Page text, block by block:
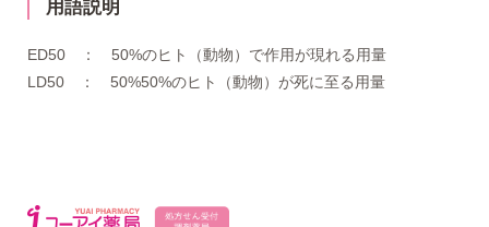
用語説明
ED50 ： 50%のヒト（動物）で作用が現れる用量
LD50 ： 50%50%のヒト（動物）が死に至る用量